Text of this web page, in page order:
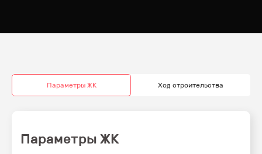
Параметры ЖК Ход строительства
Параметры ЖК